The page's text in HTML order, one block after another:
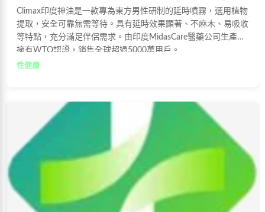
Climax印度神油是一款專為東方男性研制的延時噴霧，選用植物
提取，安全可靠無需等待。具有延時效果顯著、不麻木、易吸收
等特點，充分滿足伴侶需求。由印度MidasCare醫藥公司生產，
擁有WTO認證，銷售全球超過5000萬用戶。
性健康